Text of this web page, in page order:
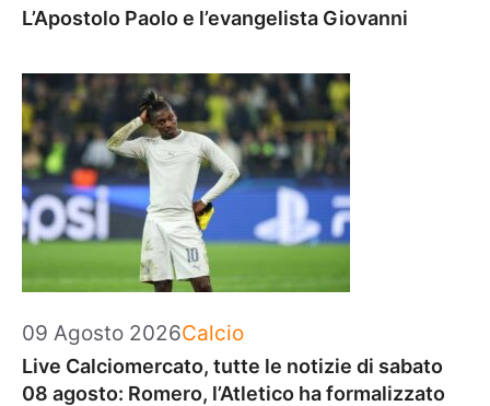
L’Apostolo Paolo e l’evangelista Giovanni
09 Agosto 2026Categorie
Calcio
Live Calciomercato, tutte le notizie di sabato
08 agosto: Romero, l’Atletico ha formalizzato